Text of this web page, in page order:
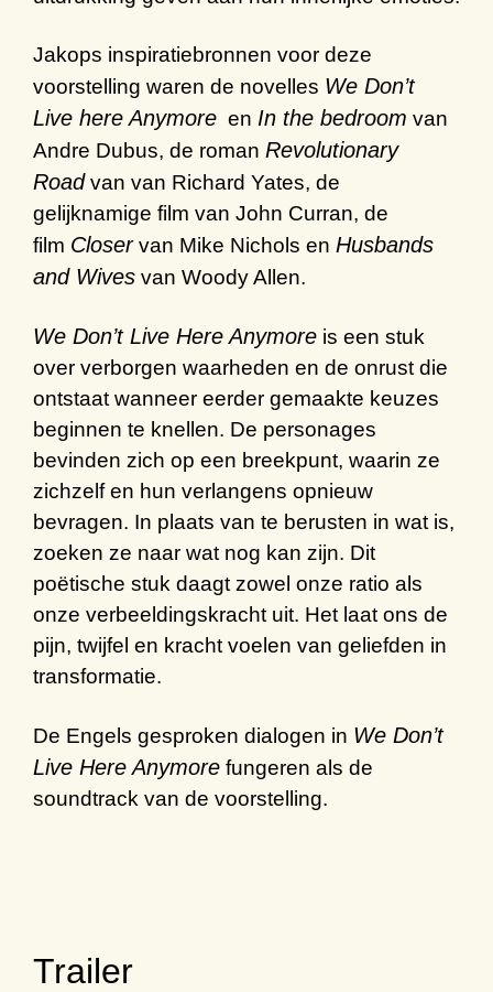
Jakops inspiratiebronnen voor deze
voorstelling waren de novelles We Don’t
Live here Anymore en In the bedroom van
Andre Dubus, de roman Revolutionary
Roadvan van Richard Yates, de
gelijknamige film van John Curran, de
film Closervan Mike Nichols en Husbands
and Wives van Woody Allen.
We Don’t Live Here Anymore is een stuk
over verborgen waarheden en de onrust die
ontstaat wanneer eerder gemaakte keuzes
beginnen te knellen. De personages
bevinden zich op een breekpunt, waarin ze
zichzelf en hun verlangens opnieuw
bevragen. In plaats van te berusten in wat is,
zoeken ze naar wat nog kan zijn. Dit
poëtische stuk daagt zowel onze ratio als
onze verbeeldingskracht uit. Het laat ons de
pijn, twijfel en kracht voelen van geliefden in
transformatie.
De Engels gesproken dialogen in We Don’t
Live Here Anymore fungeren als de
soundtrack van de voorstelling.
Trailer